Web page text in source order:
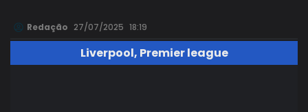
Redação 27/07/2025 18:19
Liverpool, Premier league